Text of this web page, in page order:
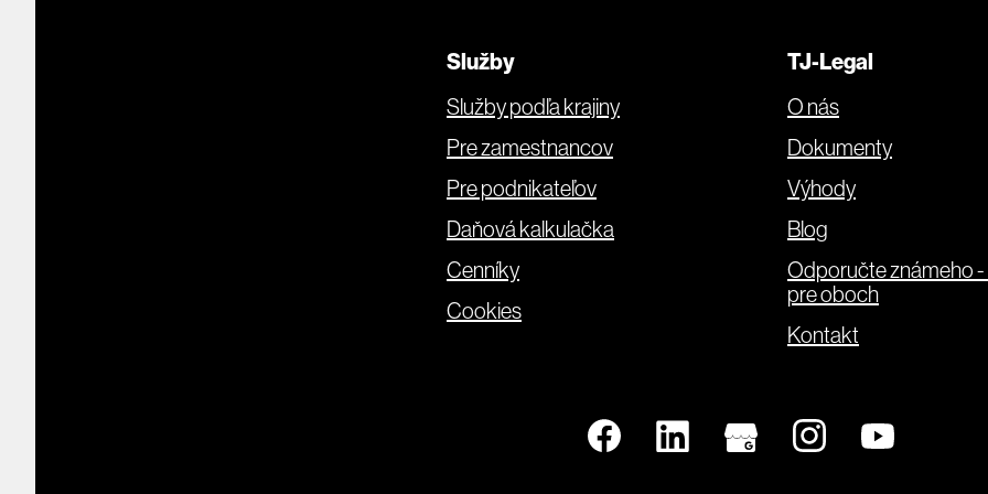
Služby
Služby podľa krajiny
Pre zamestnancov
Pre podnikateľov
Daňová kalkulačka
Cenníky
Cookies
TJ-Legal
O nás
Dokumenty
Výhody
Blog
Odporučte známeho -
pre oboch
Kontakt